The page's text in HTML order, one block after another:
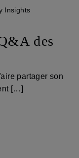
Insights
des
partager son
[…]